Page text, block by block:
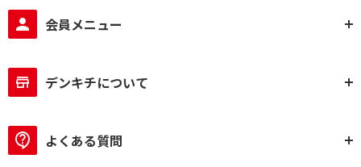
会員メニュー
デンキチについて
よくある質問